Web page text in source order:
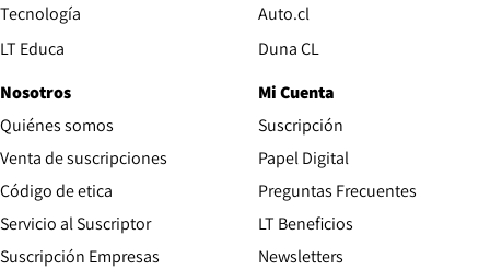
Tecnología
LT Educa
Auto.clOpens in new window
Duna CLOpens in new window
Nosotros
Quiénes somos
Venta de suscripciones
Código de etica Opens in new window
Servicio al Suscriptor
Suscripción Empresas
Mi Cuenta
Suscripción
Papel DigitalOpens in new
Preguntas Frecuentes
LT Beneficios
Newsletters